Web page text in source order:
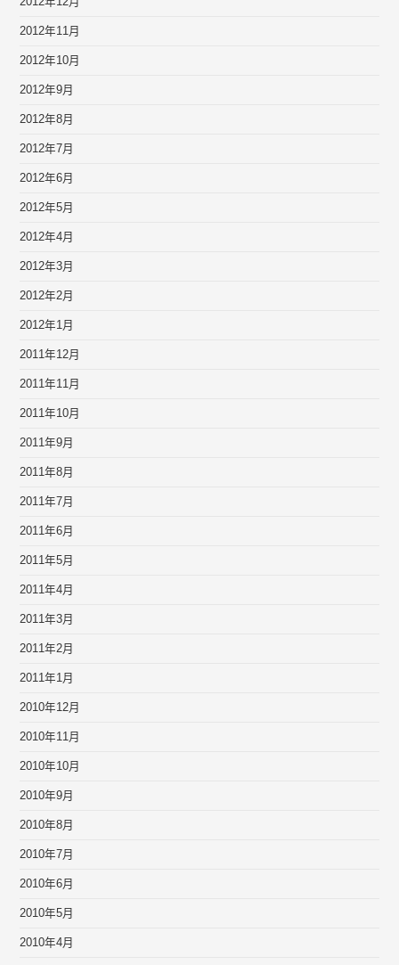
2012年11月
2012年10月
2012年9月
2012年8月
2012年7月
2012年6月
2012年5月
2012年4月
2012年3月
2012年2月
2012年1月
2011年12月
2011年11月
2011年10月
2011年9月
2011年8月
2011年7月
2011年6月
2011年5月
2011年4月
2011年3月
2011年2月
2011年1月
2010年12月
2010年11月
2010年10月
2010年9月
2010年8月
2010年7月
2010年6月
2010年5月
2010年4月